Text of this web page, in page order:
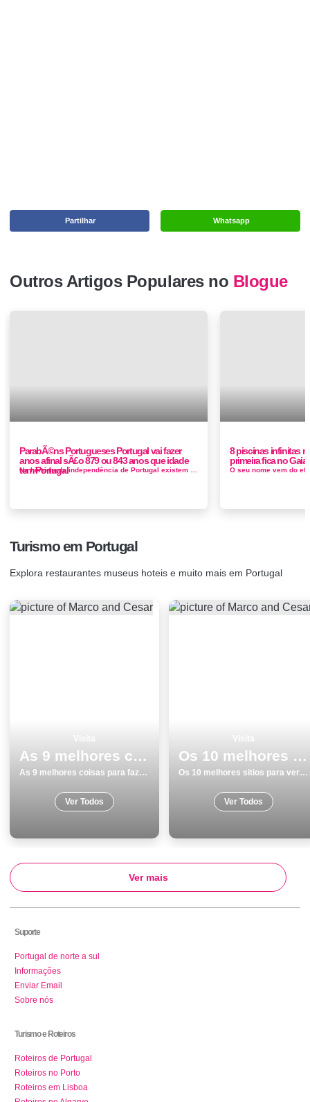
Whatsapp
Partilhar
Outros Artigos Populares no Blogue
ParabÃ©ns Portugueses Portugal vai fazer
anos afinal sÃ£o 879 ou 843 anos que idade
tem Portugal
8 piscinas infinitas
primeira fica no Gaia
Turismo em Portugal
Explora restaurantes museus hoteis e muito mais em Portugal
As 9 melhores coisas para fazer e visitar em Vila do Bispo
As 9 melhores coisas para fazer e visitar em Vila do Bispo
Ver Todos
Os 10 melhores sitios para ver e visitar em Vila do Conde
Os 10 melhores sitios para ver e visitar em Vila do Conde
Ver Todos
Ver mais
Suporte
Portugal de norte a sul
Informações
Enviar Email
Sobre nós
Turismo e Roteiros
Roteiros de Portugal
Roteiros no Porto
Roteiros em Lisboa